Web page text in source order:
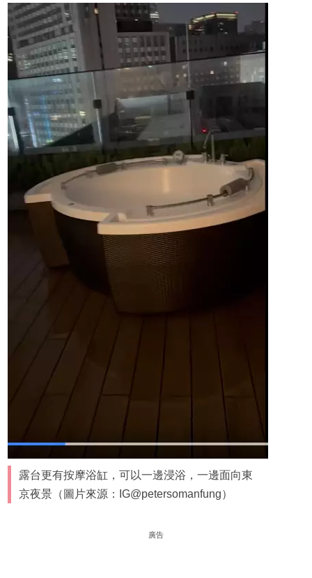
露台更有按摩浴缸，可以一邊浸浴，一邊面向東
京夜景（圖片來源：IG@petersomanfung）
廣告